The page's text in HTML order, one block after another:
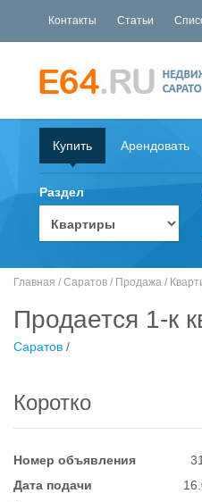
Контакты Статьи
Купить Арендовать
Раздел
Главная / Саратов / Продажа /
Продается 1-к
Саратов /
Коротко
Номер объявления
Дата подачи